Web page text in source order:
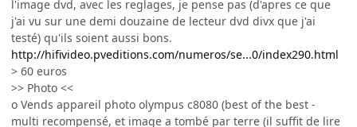
l'image dvd, avec les reglages, je pense pas (d'apres ce que
j'ai vu sur une demi douzaine de lecteur dvd divx que j'ai
testé) qu'ils soient aussi bons.
http://hifivideo.pveditions.com/numeros/se...0/index290.html
> 60 euros
>> Photo <<
o Vends appareil photo olympus c8080 (best of the best -
multi recompensé, et image a tombé par terre (il suffit de lire